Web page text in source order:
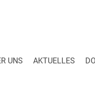
UNS AKTU­EL­LES